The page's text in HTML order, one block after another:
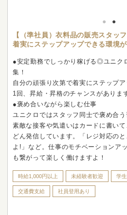
【（準社員）衣料品の販売スタッ
着実にステップアップできる環境が
●安定勤務でしっかり稼げる◎ユニク
集！
自分の頑張り次第で着実にステップ
1回、昇給・昇格のチャンスがありま
●褒め合いながら楽しむ仕事
ユニクロではスタッフ同士で褒め合
素敵な接客や気遣いはカードに書い
どん発信しています。「レジ対応の
よ!」など。仕事のモチベーションア
も繋がって楽しく働けますよ！
時給1,000円以上 未経験者歓迎 学
交通費支給 社員登用あり